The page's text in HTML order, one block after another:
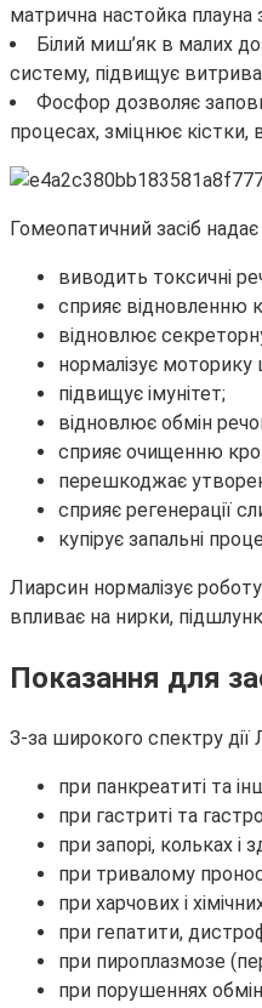
матрична настойка плауна
Білий миш’як в малих
систему, підвищує
Фосфор дозволяє
процесах, зміцнює кістки,
Гомеопатичний засіб
виводить токсичні
сприяє відновленню
відновлює
нормалізує моторику
підвищує імунітет;
відновлює обмін
сприяє очищенню
перешкоджає
сприяє регенерації
купірує запальні
Лиарсин нормалізує
впливає на нирки,
Показання для
З-за широкого спектру
при панкреатиті та
при гастриті та
при запорі, кольках і
при тривалому
при харчових і
при гепатити,
при пироплазмозе
при порушеннях